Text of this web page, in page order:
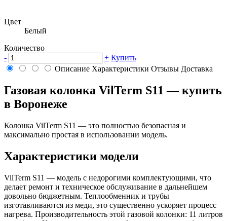
Цвет
Белый
Количество
-
+ Купить
Описание Характеристики Отзывы Доставка
Газовая колонка VilTerm S11 — купить
в Воронеже
Колонка VilTerm S11 — это полностью безопасная и
максимально простая в использовании модель.
Характеристики модели
VilTerm S11 — модель с недорогими комплектующими, что
делает ремонт и техническое обслуживание в дальнейшем
довольно бюджетным. Теплообменник и трубы
изготавливаются из меди, это существенно ускоряет процесс
нагрева. Производительность этой газовой колонки: 11 литров